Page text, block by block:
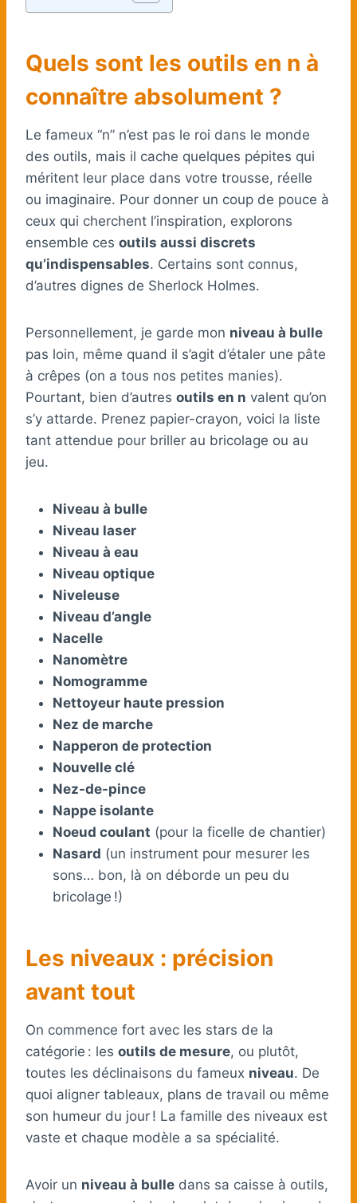
Quels sont les outils en n à
connaître absolument ?
Le fameux “n” n’est pas le roi dans le monde
des outils, mais il cache quelques pépites qui
méritent leur place dans votre trousse, réelle
ou imaginaire. Pour donner un coup de pouce à
ceux qui cherchent l’inspiration, explorons
ensemble ces outils aussi discrets
qu’indispensables. Certains sont connus,
d’autres dignes de Sherlock Holmes.
Personnellement, je garde mon niveau à bulle
pas loin, même quand il s’agit d’étaler une pâte
à crêpes (on a tous nos petites manies).
Pourtant, bien d’autres outils en n valent qu’on
s’y attarde. Prenez papier-crayon, voici la liste
tant attendue pour briller au bricolage ou au
jeu.
Niveau à bulle
Niveau laser
Niveau à eau
Niveau optique
Niveleuse
Niveau d’angle
Nacelle
Nanomètre
Nomogramme
Nettoyeur haute pression
Nez de marche
Napperon de protection
Nouvelle clé
Nez-de-pince
Nappe isolante
Noeud coulant (pour la ficelle de chantier)
Nasard (un instrument pour mesurer les
sons… bon, là on déborde un peu du
bricolage !)
Les niveaux : précision
avant tout
On commence fort avec les stars de la
catégorie : les outils de mesure, ou plutôt,
toutes les déclinaisons du fameux niveau. De
quoi aligner tableaux, plans de travail ou même
son humeur du jour ! La famille des niveaux est
vaste et chaque modèle a sa spécialité.
Avoir un niveau à bulle dans sa caisse à outils,